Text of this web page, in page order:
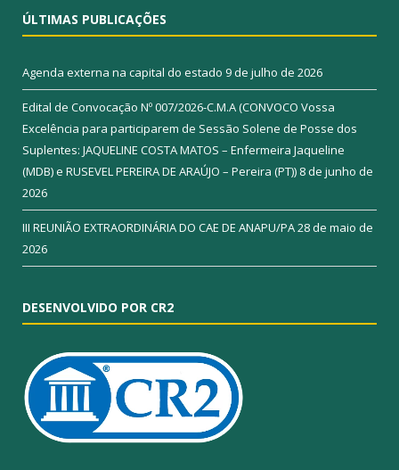
ÚLTIMAS PUBLICAÇÕES
Agenda externa na capital do estado 9 de julho de 2026
Edital de Convocação Nº 007/2026-C.M.A (CONVOCO Vossa
Excelência para participarem de Sessão Solene de Posse dos
Suplentes: JAQUELINE COSTA MATOS – Enfermeira Jaqueline
(MDB) e RUSEVEL PEREIRA DE ARAÚJO – Pereira (PT)) 8 de junho de
2026
III REUNIÃO EXTRAORDINÁRIA DO CAE DE ANAPU/PA28 de maio de
2026
DESENVOLVIDO POR CR2